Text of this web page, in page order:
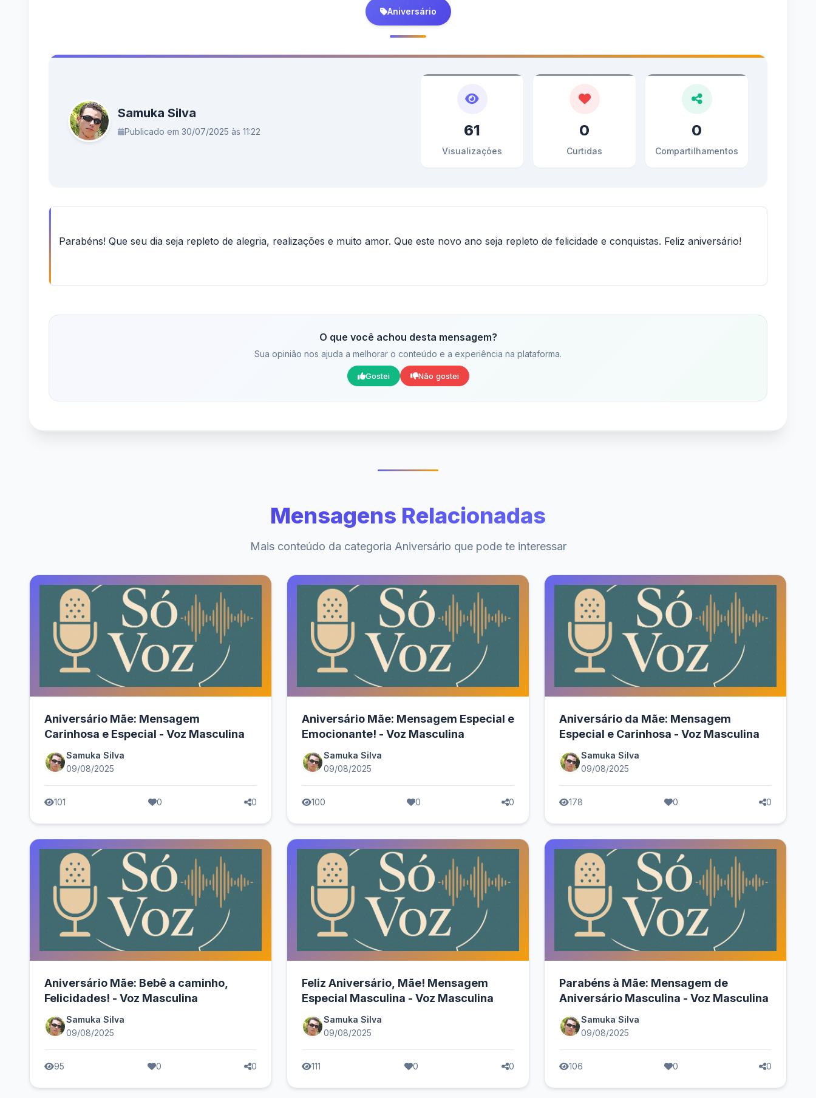
Aniversário
Samuka Silva
Publicado em 30/07/2025 às 11:22 61
Visualizações
0
Curtidas
0
Compartilhamentos
Parabéns! Que seu dia seja repleto de alegria, realizações e muito amor. Que este novo ano seja repleto de felicidade e conquistas. Feliz aniversário!
O que você achou desta mensagem?
Sua opinião nos ajuda a melhorar o conteúdo e a experiência na plataforma.
Gostei Não gostei
Mensagens Relacionadas
Mais conteúdo da categoria Aniversário que pode te interessar
Aniversário Mãe: Mensagem
Carinhosa e Especial - Voz Masculina
Samuka Silva
09/08/2025
101 0 0
Aniversário Mãe: Mensagem Especial e
Emocionante! - Voz Masculina
Samuka Silva
09/08/2025
100 0 0
Aniversário da Mãe: Mensagem
Especial e Carinhosa - Voz Masculina
Samuka Silva
09/08/2025
178 0 0
Aniversário Mãe: Bebê a caminho,
Felicidades! - Voz Masculina
Samuka Silva
09/08/2025
95 0 0
Feliz Aniversário, Mãe! Mensagem
Especial Masculina - Voz Masculina
Samuka Silva
09/08/2025
111 0 0
Parabéns à Mãe: Mensagem de
Aniversário Masculina - Voz Masculina
Samuka Silva
09/08/2025
106 0 0